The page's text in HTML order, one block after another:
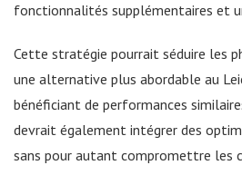
fonctionnalités supplémentaires et
Cette stratégie pourrait séduire les
une alternative plus abordable au
bénéficiant de performances
devrait également intégrer des
sans pour autant compromettre les